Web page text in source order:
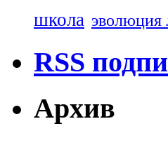
школа эволюция
RSS
Архив